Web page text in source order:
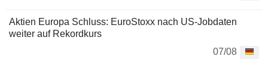
Aktien Europa Schluss: EuroStoxx nach US-Jobdaten
weiter auf Rekordkurs
07/08